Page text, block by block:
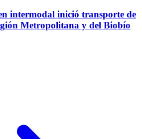
intermodal inició transporte de
Metropolitana y del Biobío